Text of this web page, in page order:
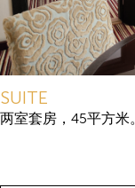
SUITE
两室套房，45平方